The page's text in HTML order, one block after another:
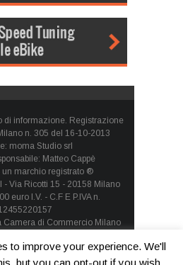
di informazione. Registrazione
n. 305 del 16-10-2013
moma Studio srl
Matteo Cappè
un marchio registrato ®
Via Ricotti 15 - 20158 Milano
euro I.V. - C.F E P.IVA n.
Camera di Commercio Milano
socio unico
-Cookie Policy
to improve your experience. We'll
but you can opt-out if you wish.